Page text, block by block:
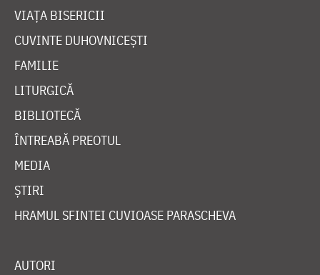
VIAȚA BISERICII
CUVINTE DUHOVNICEȘTI
FAMILIE
LITURGICĂ
BIBLIOTECĂ
ÎNTREABĂ PREOTUL
MEDIA
ȘTIRI
HRAMUL SFINTEI CUVIOASE PARASCHEVA
AUTORI